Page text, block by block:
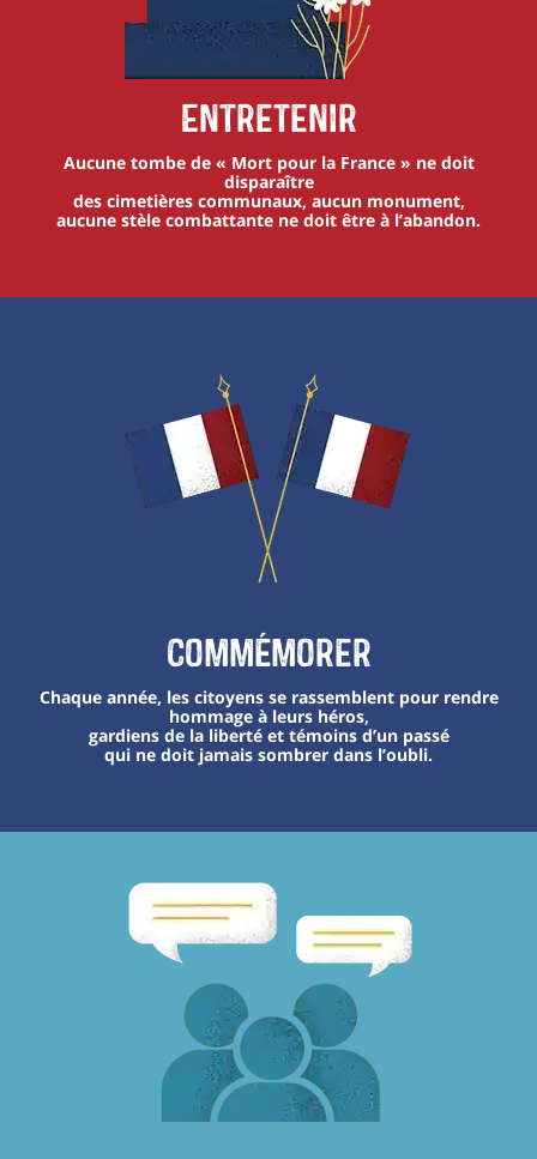
Entretenir
Aucune tombe de « Mort pour la France » ne doit
disparaître
des cimetières communaux, aucun monument,
aucune stèle combattante ne doit être à l’abandon.
Commémorer
Chaque année, les citoyens se rassemblent pour rendre
hommage à leurs héros,
gardiens de la liberté et témoins d’un passé
qui ne doit jamais sombrer dans l’oubli.